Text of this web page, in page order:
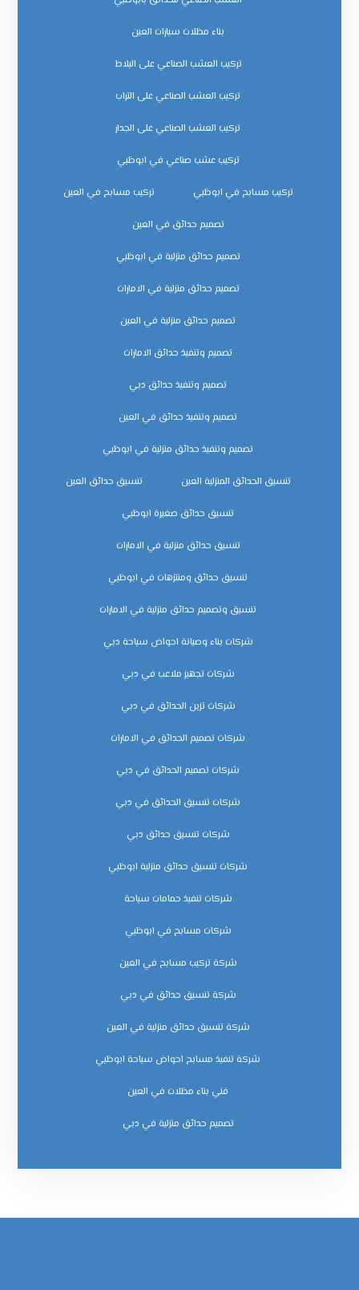
بناء مظلات سيارات العين
تركيب العشب الصناعي على البلاط
تركيب العشب الصناعي على التراب
تركيب العشب الصناعي على الجدار
تركيب عشب صناعي في ابوظبي
تركيب مسابح في ابوظبي تركيب مسابح في العين
تصميم حدائق في العين
تصميم حدائق منزلية في ابوظبي
تصميم حدائق منزلية في الامارات
تصميم حدائق منزلية في العين
تصميم وتنفيذ حدائق الامارات
تصميم وتنفيذ حدائق دبي
تصميم وتنفيذ حدائق في العين
تصميم وتنفيذ حدائق منزلية في ابوظبي
تنسيق الحدائق المنزلية العين تنسيق حدائق العين
تنسيق حدائق صغيرة ابوظبي
تنسيق حدائق منزلية في الامارات
تنسيق حدائق ومنتزهات في ابوظبي
تنسيق وتصميم حدائق منزلية في الامارات
شركات بناء وصيانة احواض سباحة دبي
شركات تجهيز ملاعب في دبي
شركات تزين الحدائق في دبي
شركات تصميم الحدائق في الامارات
شركات تصميم الحدائق في دبي
شركات تنسيق الحدائق في دبي
شركات تنسيق حدائق دبي
شركات تنسيق حدائق منزلية ابوظبي
شركات تنفيذ حمامات سباحة
شركات مسابح في ابوظبي
شركة تركيب مسابح في العين
شركة تنسيق حدائق في دبي
شركة تنسيق حدائق منزلية في العين
شركة تنفيذ مسابح احواض سباحة ابوظبي
فني بناء مظلات في العين
‏تصميم حدائق منزلية في دبي